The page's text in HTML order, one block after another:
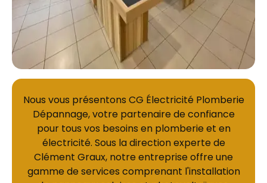
Nous vous présentons CG Électricité Plomberie
Dépannage, votre partenaire de confiance
pour tous vos besoins en plomberie et en
électricité. Sous la direction experte de
Clément Graux, notre entreprise offre une
gamme de services comprenant l'installation